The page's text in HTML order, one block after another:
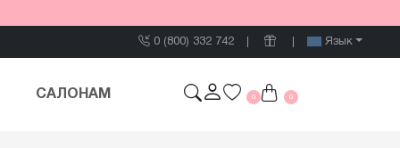
0 (800) 332 742 Язык
САЛОНАМ 0 0